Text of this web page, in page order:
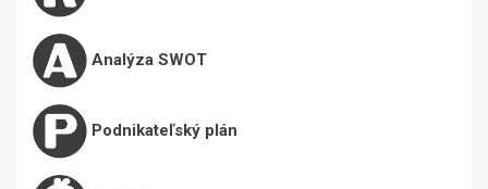
Analýza SWOT
Podnikateľský plán